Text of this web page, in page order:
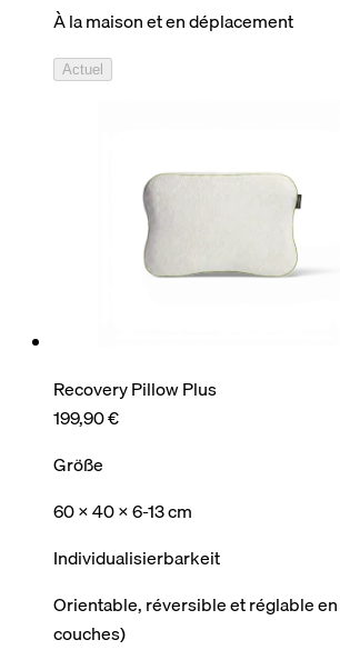
À la maison et en déplacement
Actuel
Recovery Pillow Plus
199,90 €
Größe
60 x 40 x 6-13 cm
Individualisierbarkeit
Orientable, réversible et réglable
couches)